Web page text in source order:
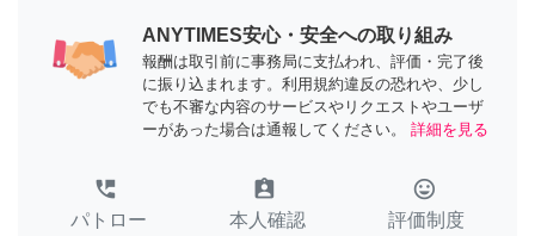
ANYTIMES安心・安全への取り組み
報酬は取引前に事務局に支払われ、評価・完了後
に振り込まれます。利用規約違反の恐れや、少し
でも不審な内容のサービスやリクエストやユーザ
ーがあった場合は通報してください。
詳細を見る
perm_phone_msg
パトロー
assignment_ind
本人確認
tag_faces
評価制度